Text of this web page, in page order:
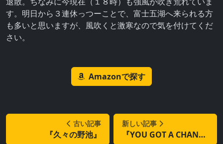
す。明日から３連休っつーことで、富士五湖へ来られる方
も多いと思いますが、風吹くと激寒なので気を付けてくだ
さい。
Amazonで探す
古い記事
『久々の野池』
新しい記事
『YOU GOT A CHANCE』